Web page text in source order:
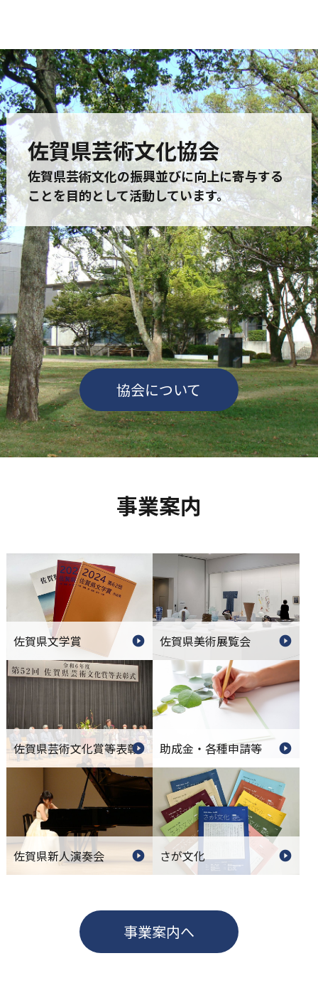
佐賀県芸術文化協会
佐賀県芸術文化の振興並びに向上に寄与する
ことを目的として活動しています。
協会について
事業案内
佐賀県文学賞 佐賀県美術展覧会
佐賀県芸術文化賞等表彰 助成金・各種申請等
佐賀県新人演奏会 さが文化
事業案内へ